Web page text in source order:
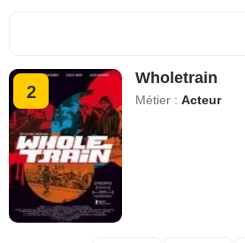
2
Wholetrain
Métier :Acteur